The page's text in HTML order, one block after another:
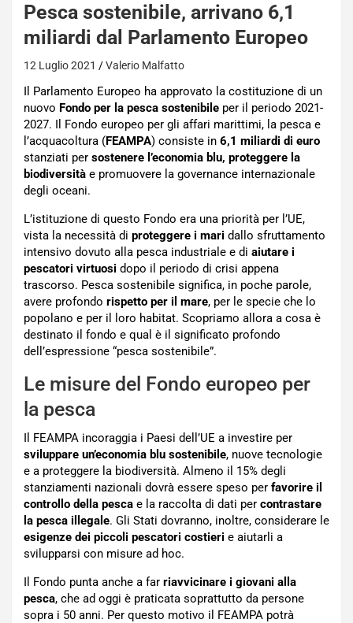
Pesca sostenibile, arrivano 6,1
miliardi dal Parlamento Europeo
12 Luglio 2021 Valerio Malfatto
Il Parlamento Europeo ha approvato la costituzione di un
nuovo Fondo per la pesca sostenibile per il periodo 2021-
2027. Il Fondo europeo per gli affari marittimi, la pesca e
l’acquacoltura (FEAMPA) consiste in 6,1 miliardi di euro
stanziati per sostenere l’economia blu, proteggere la
biodiversità e promuovere la governance internazionale
degli oceani.
L’istituzione di questo Fondo era una priorità per l’UE,
vista la necessità di proteggere i mari dallo sfruttamento
intensivo dovuto alla pesca industriale e di aiutare i
pescatori virtuosi dopo il periodo di crisi appena
trascorso. Pesca sostenibile significa, in poche parole,
avere profondo rispetto per il mare, per le specie che lo
popolano e per il loro habitat. Scopriamo allora a cosa è
destinato il fondo e qual è il significato profondo
dell’espressione “pesca sostenibile”.
Le misure del Fondo europeo per
la pesca
Il FEAMPA incoraggia i Paesi dell’UE a investire per
sviluppare un’economia blu sostenibile, nuove tecnologie
e a proteggere la biodiversità. Almeno il 15% degli
stanziamenti nazionali dovrà essere speso per favorire il
controllo della pesca e la raccolta di dati per contrastare
la pesca illegale. Gli Stati dovranno, inoltre, considerare le
esigenze dei piccoli pescatori costieri e aiutarli a
svilupparsi con misure ad hoc.
Il Fondo punta anche a far riavvicinare i giovani alla
pesca, che ad oggi è praticata soprattutto da persone
sopra i 50 anni. Per questo motivo il FEAMPA potrà